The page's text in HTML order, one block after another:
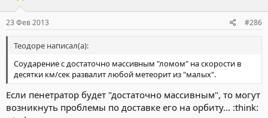
23 Фев 2013 #286
Теодоре написал(а):
Соударение с достаточно массивным "ломом" на скорости в
десятки км/сек развалит любой метеорит из "малых".
Если пенетратор будет "достаточно массивным", то могут
возникнуть проблемы по доставке его на орбиту... :think: